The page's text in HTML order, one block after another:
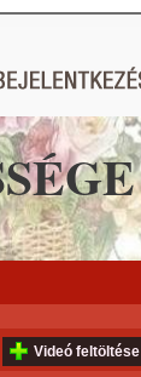
Videó feltöltése